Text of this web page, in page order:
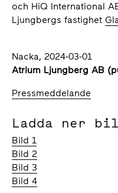
och HiQ International
Ljungbergs fastighet
Nacka, 2024-03-01
Atrium Ljungberg AB
Pressmeddelande
Ladda ner
Bild 1
Bild 2
Bild 3
Bild 4